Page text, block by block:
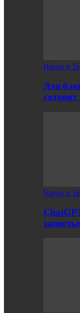
Наука и
Для
Наука и